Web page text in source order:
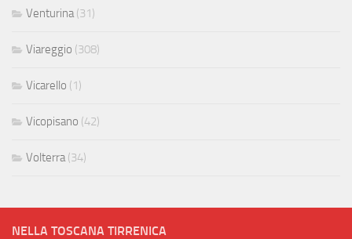
Venturina (31)
Viareggio (308)
Vicarello (1)
Vicopisano (42)
Volterra (34)
NELLA TOSCANA TIRRENICA